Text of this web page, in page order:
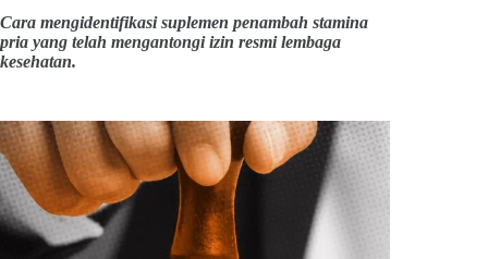
Cara mengidentifikasi suplemen penambah stamina
pria yang telah mengantongi izin resmi lembaga
kesehatan.